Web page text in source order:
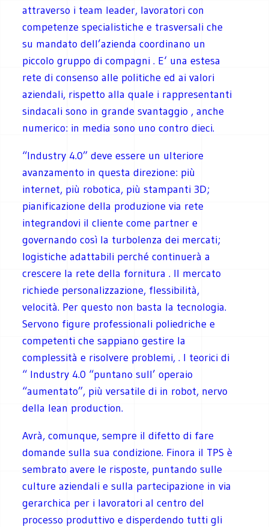
attraverso i team leader, lavoratori con
competenze specialistiche e trasversali che
su mandato dell’azienda coordinano un
piccolo gruppo di compagni . E‘ una estesa
rete di consenso alle politiche ed ai valori
aziendali, rispetto alla quale i rappresentanti
sindacali sono in grande svantaggio , anche
numerico: in media sono uno contro dieci.
“Industry 4.0” deve essere un ulteriore
avanzamento in questa direzione: più
internet, più robotica, più stampanti 3D;
pianificazione della produzione via rete
integrandovi il cliente come partner e
governando così la turbolenza dei mercati;
logistiche adattabili perché continuerà a
crescere la rete della fornitura . Il mercato
richiede personalizzazione, flessibilità,
velocità. Per questo non basta la tecnologia.
Servono figure professionali poliedriche e
competenti che sappiano gestire la
complessità e risolvere problemi, . I teorici di
“ Industry 4.0 “puntano sull’ operaio
“aumentato”, più versatile di in robot, nervo
della lean production.
Avrà, comunque, sempre il difetto di fare
domande sulla sua condizione. Finora il TPS è
sembrato avere le risposte, puntando sulle
culture aziendali e sulla partecipazione in via
gerarchica per i lavoratori al centro del
processo produttivo e disperdendo tutti gli